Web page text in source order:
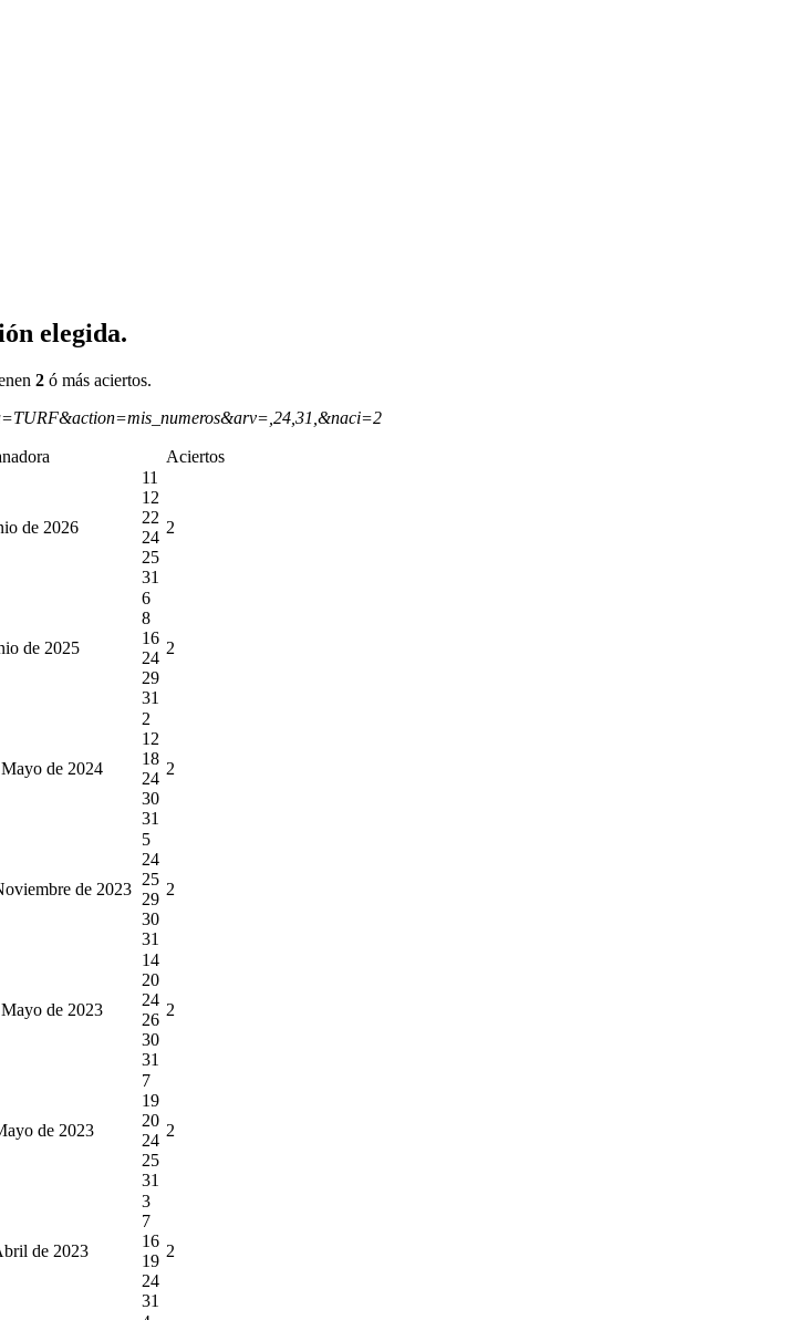
elegida.
2 ó más aciertos.
Aciertos
de 2026
11
12
22
24
25
31
2
de 2025
6
8
16
24
29
31
2
de 2024
2
12
18
24
30
31
2
de 2023
5
24
25
29
30
31
2
de 2023
14
20
24
26
30
31
2
de 2023
7
19
20
24
25
31
2
de 2023
3
7
16
19
24
31
2